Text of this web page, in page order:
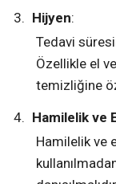
Hijyen:
Tedavi
Özellikle el
temizliğine
Hamilelik ve
Hamilelik ve